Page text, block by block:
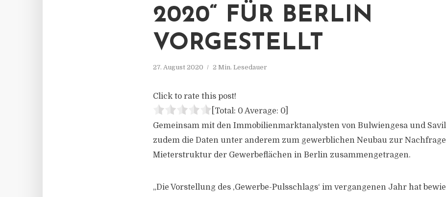
2020“ FÜR BERLIN
VORGESTELLT
27. August 2020 2 Min. Lesedauer
Click to rate this post!
[Total: 0 Average: 0
Gemeinsam mit den Immobilienmarktanalysten von Bulwiengesa und
zudem die Daten unter anderem zum gewerblichen Neubau zur
Mieterstruktur der Gewerbeflächen in Berlin zusammengetragen.
„Die Vorstellung des ,Gewerbe-Pulsschlags‘ im vergangenen Jahr hat